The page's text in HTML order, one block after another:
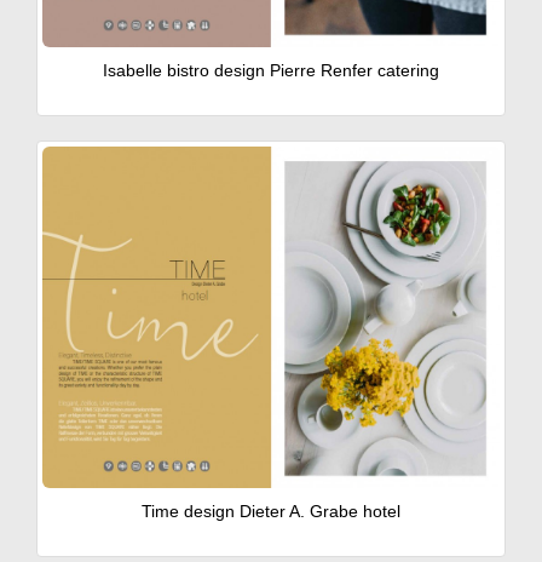
Isabelle bistro design Pierre Renfer catering
Time design Dieter A. Grabe hotel